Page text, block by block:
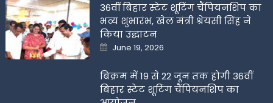
36वीं बिहार स्टेट शूटिंग चैंपियनशिप का
भव्य शुभारंभ, खेल मंत्री श्रेयसी सिंह ने
किया उद्घाटन
Posted
on
June 19, 2026
बिक्रम में 19 से 22 जून तक होगी 36वीं
बिहार स्टेट शूटिंग चैंपियनशिप का